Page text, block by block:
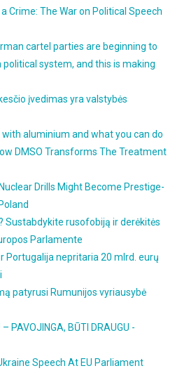
Crime: The War on Political Speech
cartel parties are beginning to
system, and this is making
įvedimas yra valstybės
aluminium and what you can do
DMSO Transforms The Treatment
Drills Might Become Prestige-
Sustabdykite rusofobiją ir derėkitės
Parlamente
Portugalija nepritaria 20 mlrd. eurų
patyrusi Rumunijos vyriausybė
– PAVOJINGA, BŪTI DRAUGU -
Speech At EU Parliament